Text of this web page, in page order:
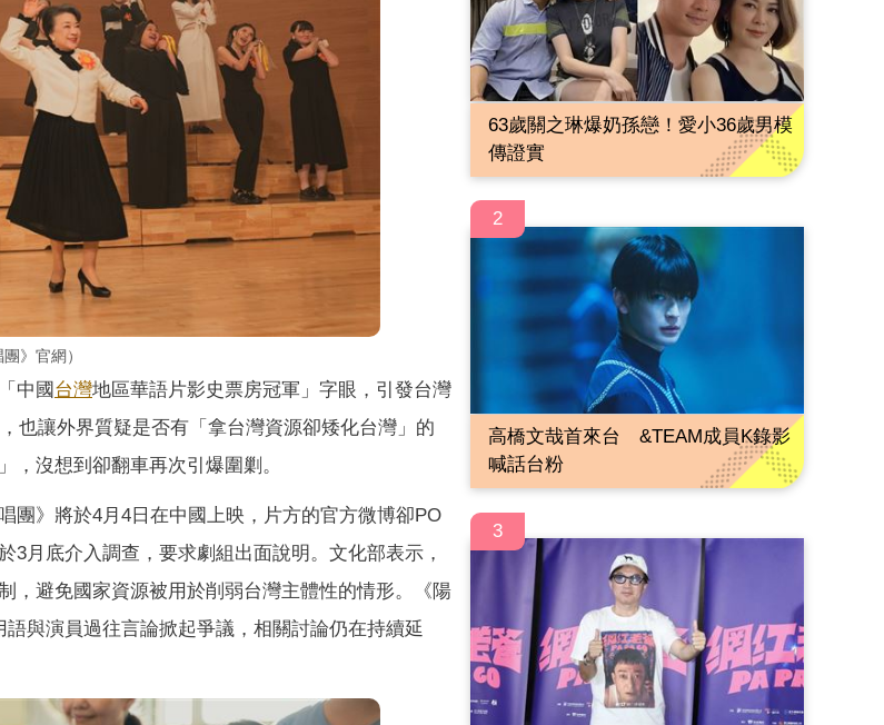
》官網）
中國 台灣地區華語片影史票房冠軍」字眼，引發台灣
也讓外界質疑是否有「拿台灣資源卻矮化台灣」的
，沒想到卻翻車再次引爆圍剿。
團》將於4月4日在中國上映，片方的官方微博卻PO
3月底介入調查，要求劇組出面說明。文化部表示，
，避免國家資源被用於削弱台灣主體性的情形。《陽
與演員過往言論掀起爭議，相關討論仍在持續延
63歲關之琳爆奶孫戀！愛小36歲男模
傳證實
2
高橋文哉首來台 &TEAM成員K錄影
喊話台粉
3